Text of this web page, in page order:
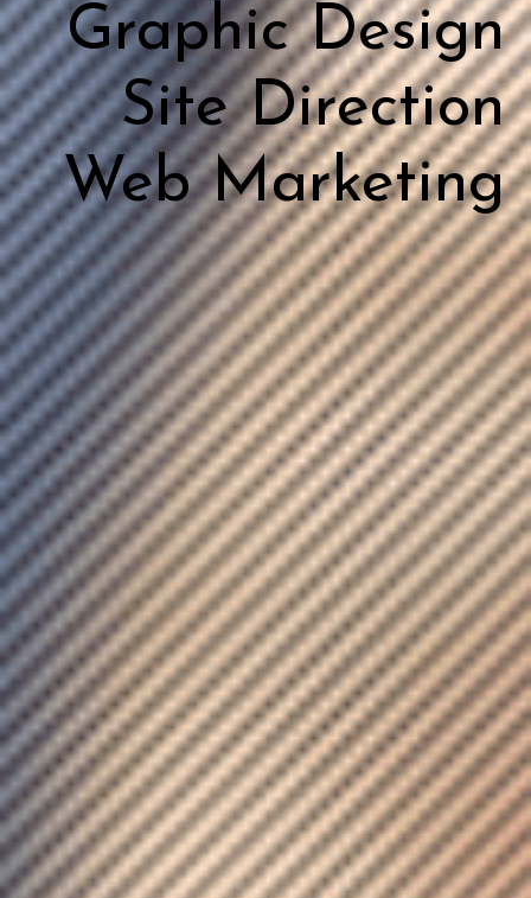
Graphic Design
Site Direction
Web Marketing